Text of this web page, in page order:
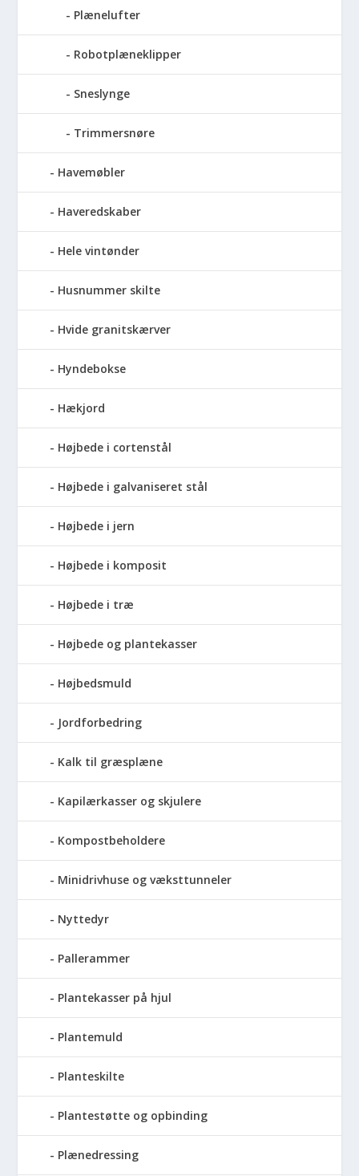
Plænelufter
Robotplæneklipper
Sneslynge
Trimmersnøre
Havemøbler
Haveredskaber
Hele vintønder
Husnummer skilte
Hvide granitskærver
Hyndebokse
Hækjord
Højbede i cortenstål
Højbede i galvaniseret stål
Højbede i jern
Højbede i komposit
Højbede i træ
Højbede og plantekasser
Højbedsmuld
Jordforbedring
Kalk til græsplæne
Kapilærkasser og skjulere
Kompostbeholdere
Minidrivhuse og væksttunneler
Nyttedyr
Pallerammer
Plantekasser på hjul
Plantemuld
Planteskilte
Plantestøtte og opbinding
Plænedressing